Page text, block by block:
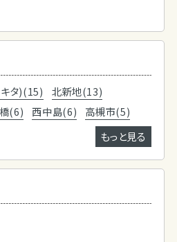
タ)(15)
北新地(13)
(6) 西中島(6)
高槻市(5)
もっと見る